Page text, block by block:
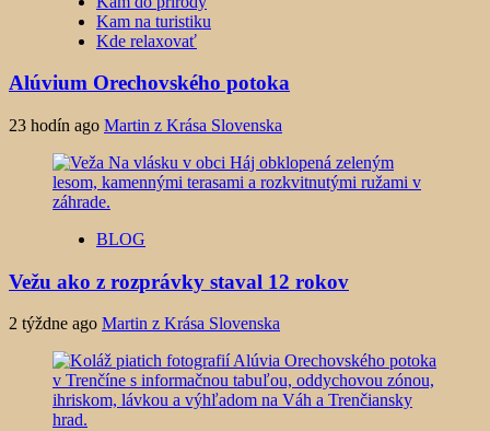
Kam na turistiku
Kde relaxovať
Alúvium Orechovského potoka
23 hodín ago Martin z Krása Slovenska
BLOG
Vežu ako z rozprávky staval 12 rokov
2 týždne ago Martin z Krása Slovenska